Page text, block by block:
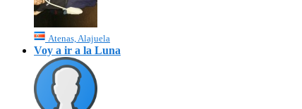
Atenas, Alajuela
Voy a ir a la Luna